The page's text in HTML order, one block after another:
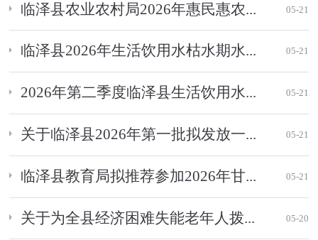
临泽县农业农村局2026年惠民惠农... 05-21
临泽县2026年生活饮用水枯水期水... 05-21
2026年第二季度临泽县生活饮用水... 05-21
关于临泽县2026年第一批拟发放一... 05-21
临泽县教育局拟推荐参加2026年甘... 05-21
关于为全县经济困难失能老年人拨... 05-20